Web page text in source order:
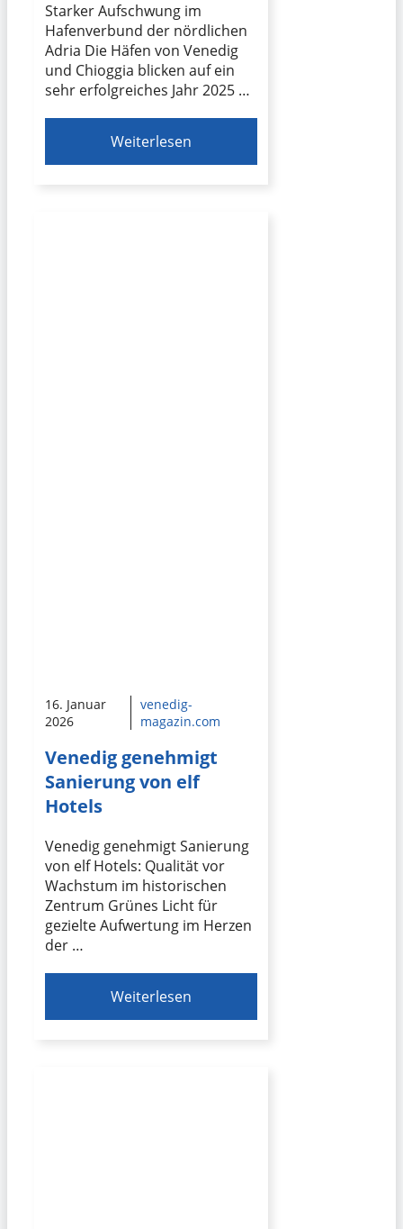
Starker Aufschwung im
Hafenverbund der nördlichen
Adria Die Häfen von Venedig
und Chioggia blicken auf ein
sehr erfolgreiches Jahr 2025 …
Weiterlesen
16. Januar
2026
venedig-
magazin.com
Venedig genehmigt
Sanierung von elf
Hotels
Venedig genehmigt Sanierung
von elf Hotels: Qualität vor
Wachstum im historischen
Zentrum Grünes Licht für
gezielte Aufwertung im Herzen
der …
Weiterlesen